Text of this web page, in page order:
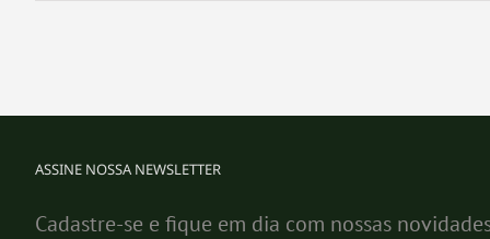
ASSINE NOSSA NEWSLETTER
Cadastre-se e fique em dia com nossas